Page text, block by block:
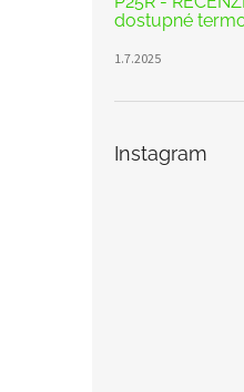
dostupné
1.7.2025
Instagram